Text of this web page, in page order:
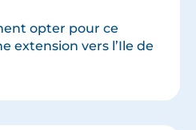
opter pour ce
extension vers l’Ile de